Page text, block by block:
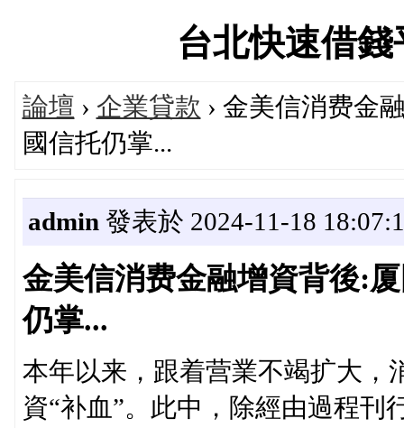
台北快速借
論壇 › 企業貸款 › 金美信消费金
國信托仍掌...
admin 發表於 2024-11-18
金美信消费金融增資背後:
仍掌...
本年以来，跟着营業不竭扩大，
資“补血”。此中，除經由過程刊